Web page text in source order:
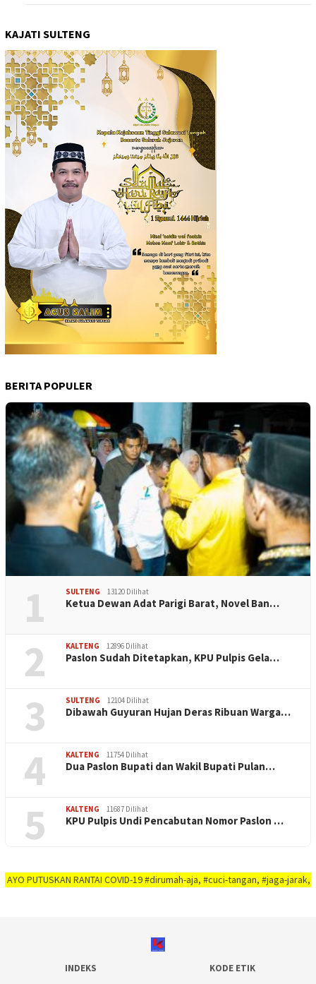
KAJATI SULTENG
BERITA POPULER
1 SULTENG 13120 Dilihat
Ketua Dewan Adat Parigi Barat, Novel Ban…
2 KALTENG 12896 Dilihat
Paslon Sudah Ditetapkan, KPU Pulpis Gela…
3 SULTENG 12104 Dilihat
Dibawah Guyuran Hujan Deras Ribuan Warga…
4 KALTENG 11754 Dilihat
Dua Paslon Bupati dan Wakil Bupati Pulan…
5 KALTENG 11687 Dilihat
KPU Pulpis Undi Pencabutan Nomor Paslon …
RANTAI COVID-19 #dirumah-aja, #cuci-tangan, #jaga-jarak,
INDEKS
KODE ETIK